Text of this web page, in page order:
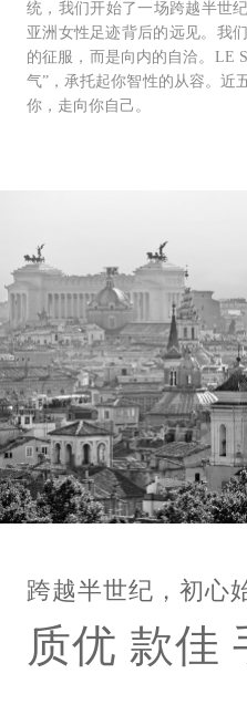
统，我们开始了⼀场跨越半世
亚洲⼥性⾜迹背后的远⻅。我
的征服，⽽是向内的⾃洽。LE
⽓”，承托起你智性的从容。近
你，⾛向你⾃⼰。
跨越半世纪，初心
质优 款佳